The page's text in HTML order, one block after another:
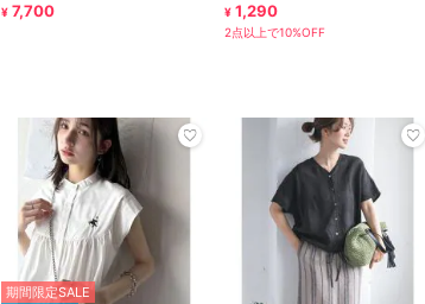
¥ 7,700
¥ 1,290
2点以上で10%OFF
期間限定SALE